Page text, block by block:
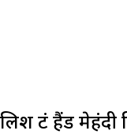
फ्रंट हैंड मेहंदी